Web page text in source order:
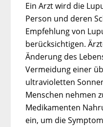
Ein Arzt wird die
Person und deren
Empfehlung von
berücksichtigen.
Änderung des
Vermeidung einer
ultravioletten
Menschen nehmen
Medikamenten
ein, um die